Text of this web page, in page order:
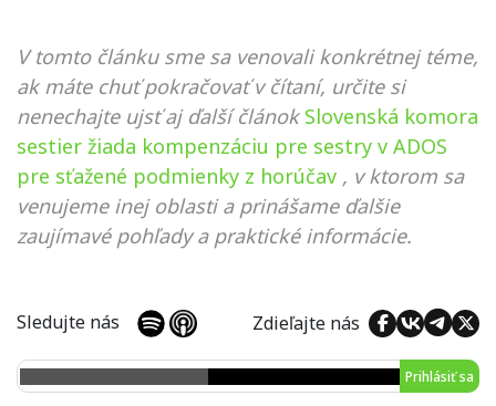
V tomto článku sme sa venovali konkrétnej téme,
ak máte chuť pokračovať v čítaní, určite si
nenechajte ujsť aj ďalší článok Slovenská komora
sestier žiada kompenzáciu pre sestry v ADOS
pre sťažené podmienky z horúčav , v ktorom sa
venujeme inej oblasti a prinášame ďalšie
zaujímavé pohľady a praktické informácie.
Sledujte nás Zdieľajte nás
Prihlásiť sa